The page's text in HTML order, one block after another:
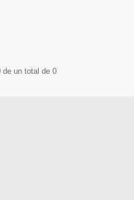
de un total de 0